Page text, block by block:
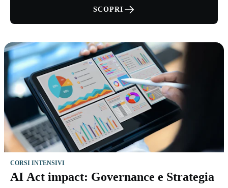
SCOPRI
CORSI INTENSIVI
AI Act impact: Governance e Strategia